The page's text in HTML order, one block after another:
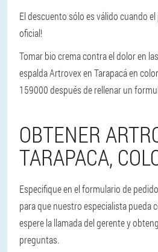
El descuento sólo es válido cuando
oficial!
Tomar bio crema contra el dolor en
espalda Artrovex en Tarapacá en
159000 después de rellenar un
OBTENER
TARAPACA,
Especifique en el formulario de
para que nuestro especialista pueda
espere la llamada del gerente y
preguntas.